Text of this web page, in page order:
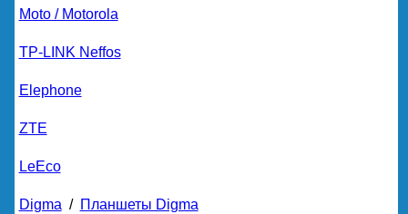
Moto / Motorola
TP-LINK Neffos
Elephone
ZTE
LeEco
Digma / Планшеты Digma